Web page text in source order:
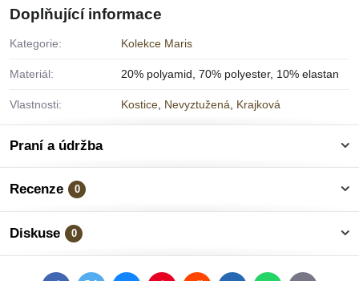
Doplňující informace
Kategorie: Kolekce Maris
Materiál: 20% polyamid, 70% polyester, 10% elastan
Vlastnosti: Kostice Nevyztužená Krajková
Praní a údržba
Recenze 0
Diskuse 0